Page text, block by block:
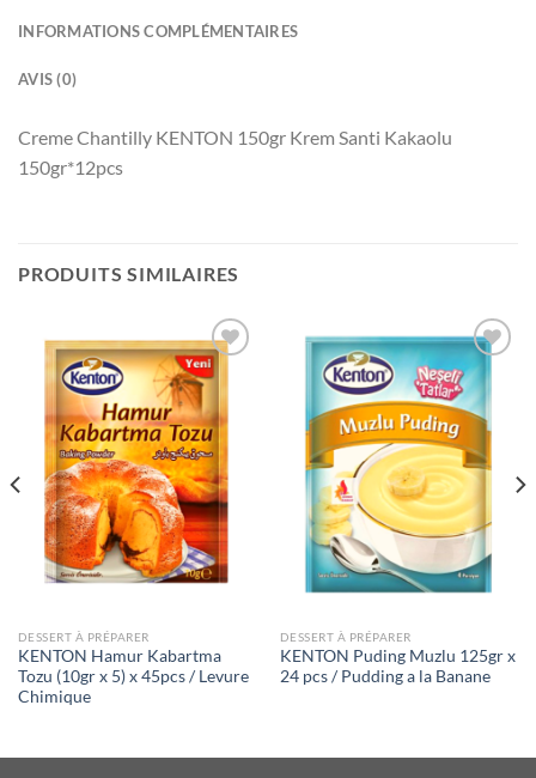
INFORMATIONS COMPLÉMENTAIRES
AVIS (0)
Creme Chantilly KENTON 150gr Krem Santi Kakaolu
150gr*12pcs
PRODUITS SIMILAIRES
Ajouter
à la liste
souhaits
DESSERT À PRÉPARER
KENTON Hamur Kabartma
Tozu (10gr x 5) x 45pcs / Levure
Chimique
Ajouter
à la liste
de
souhaits
DESSERT À PRÉPARER
KENTON Puding Muzlu 125gr x
24 pcs / Pudding a la Banane